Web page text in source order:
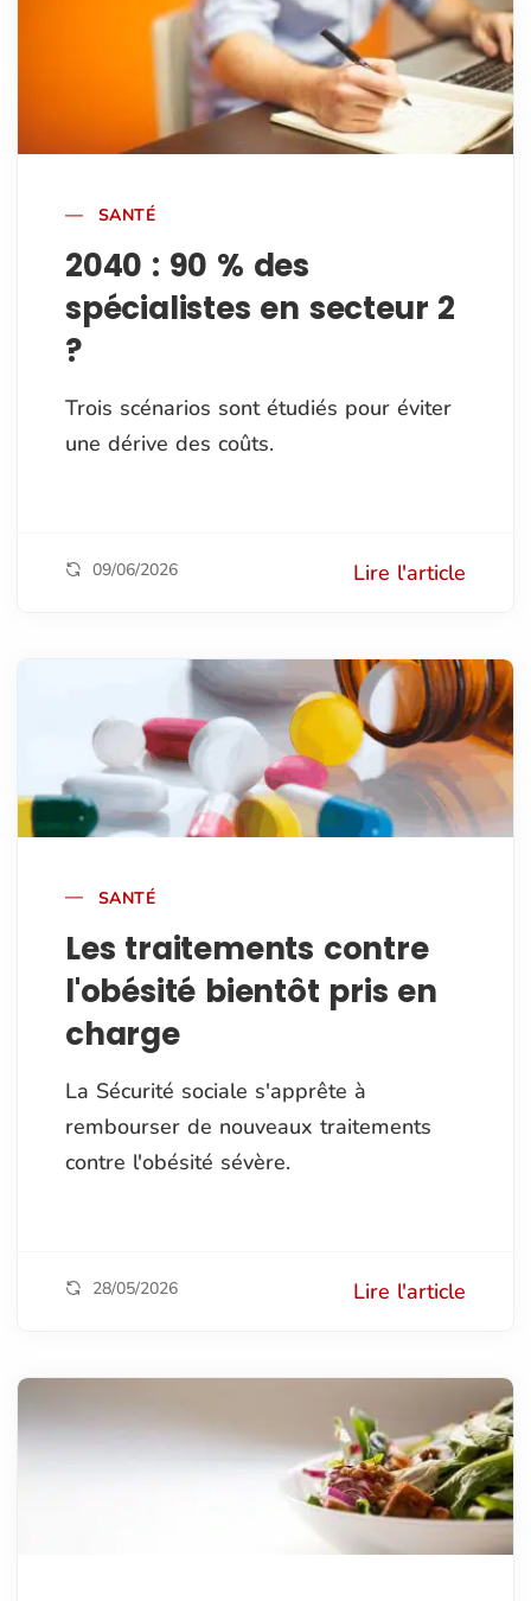
SANTÉ
2040 : 90 % des
spécialistes en secteur 2
?
Trois scénarios sont étudiés pour éviter
une dérive des coûts.
09/06/2026 Lire l'article
SANTÉ
Les traitements contre
l'obésité bientôt pris en
charge
La Sécurité sociale s'apprête à
rembourser de nouveaux traitements
contre l'obésité sévère.
28/05/2026 Lire l'article